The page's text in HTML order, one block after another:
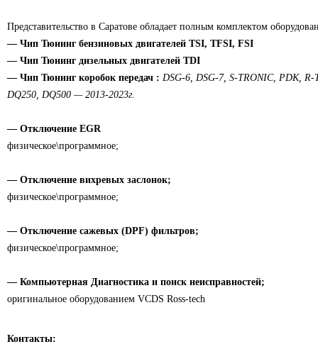
Представительство в Саратове обладает полным комплектом
— Чип Тюнинг бензиновых двигателей TSI, TFSI, FSI
— Чип Тюнинг дизельных двигателей TDI
— Чип Тюнинг коробок передач : DSG-6, DSG-7, S-TRONIC, PDK,
DQ250, DQ500 — 2013-2023г.
— Отключение EGR
физическое\программное;
— Отключение вихревых заслонок;
физическое\программное;
— Отключение сажевых (DPF) фильтров;
физическое\программное;
— Компьютерная Диагностика и поиск неисправностей;
оригинальное оборудованием VCDS Ross-tech
Контакты: